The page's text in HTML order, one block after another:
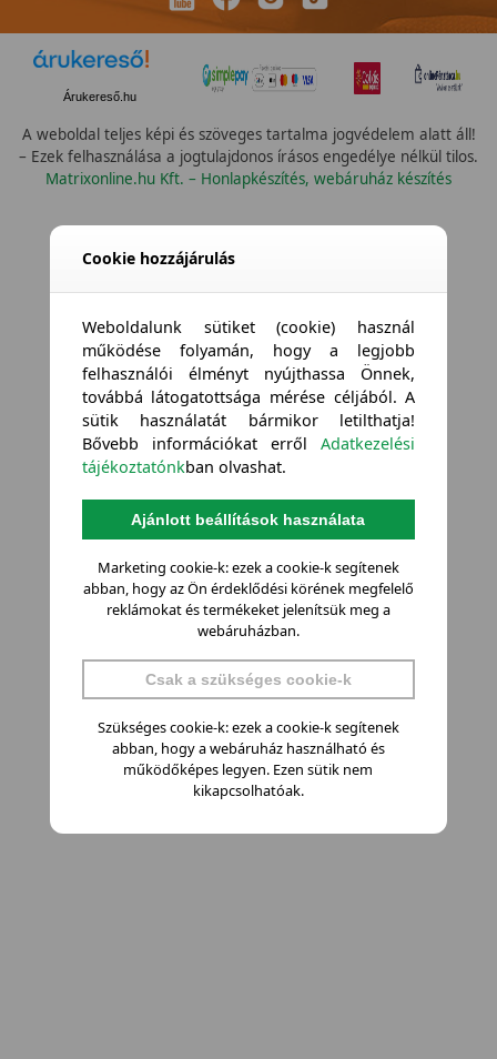
Árukereső.hu
A weboldal teljes képi és szöveges tartalma jogvédelem alatt áll!
– Ezek felhasználása a jogtulajdonos írásos engedélye nélkül tilos.
Matrixonline.hu Kft. – Honlapkészítés, webáruház készítés
Cookie hozzájárulás
Weboldalunk sütiket (cookie) használ
működése folyamán, hogy a legjobb
felhasználói élményt nyújthassa Önnek,
továbbá látogatottsága mérése céljából. A
sütik használatát bármikor letilthatja!
Bővebb információkat errőlAdatkezelési
tájékoztatónkban olvashat.
Ajánlott beállítások használata
Marketing cookie-k: ezek a cookie-k segítenek
abban, hogy az Ön érdeklődési körének megfelelő
reklámokat és termékeket jelenítsük meg a
webáruházban.
Csak a szükséges cookie-k
Szükséges cookie-k: ezek a cookie-k segítenek
abban, hogy a webáruház használható és
működőképes legyen. Ezen sütik nem
kikapcsolhatóak.